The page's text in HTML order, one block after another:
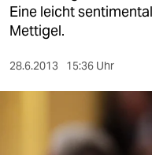
gesellschaft
kultur
sport
berlin
Eine leicht
Mettigel.
28.6.2013 15:36 Uhr